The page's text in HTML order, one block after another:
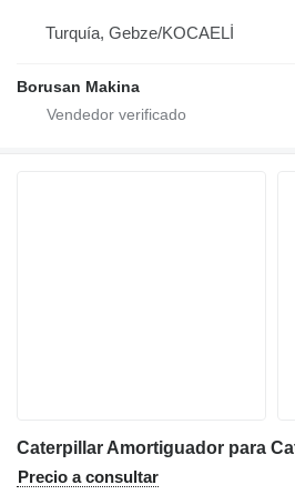
Turquía, Gebze/KOCAELİ
Borusan Makina
Precio a consultar